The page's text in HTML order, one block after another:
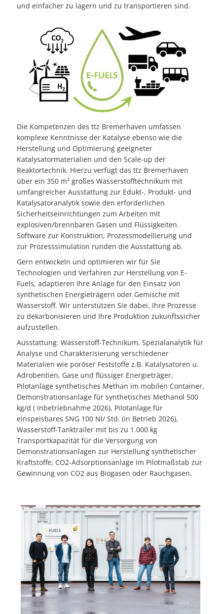
und einfacher zu lagern und zu transportieren sind.
Die Kompetenzen des ttz Bremerhaven umfassen
komplexe Kenntnisse der Katalyse ebenso wie die
Herstellung und Optimierung geeigneter
Katalysatormaterialien und den Scale-up der
Reaktortechnik. Hierzu verfügt das ttz Bremerhaven
über ein 350 m² großes Wasserstofftechnikum mit
umfangreicher Ausstattung zur Edukt-, Produkt- und
Katalysatoranalytik sowie den erforderlichen
Sicherheitseinrichtungen zum Arbeiten mit
explosiven/brennbaren Gasen und Flüssigkeiten.
Software zur Konstruktion, Prozessmodellierung und
zur Prozesssimulation runden die Ausstattung ab.
Gern entwickeln und optimieren wir für Sie
Technologien und Verfahren zur Herstellung von E-
Fuels, adaptieren Ihre Anlage für den Einsatz von
synthetischen Energieträgern oder Gemische mit
Wasserstoff. Wir unterstützen Sie dabei, Ihre Prozesse
zu dekarbonisieren und Ihre Produktion zukunftssicher
aufzustellen.
Ausstattung: Wasserstoff-Technikum, Spezialanalytik für
Analyse und Charakterisierung verschiedener
Materialien wie poröser Feststoffe z.B. Katalysatoren u.
Adrobentien, Gase und flüssiger Energieträger,
Pilotanlage synthetisches Methan im mobilen Container,
Demonstrationsanlage für synthetisches Methanol 500
kg/d ( Inbetriebnahme 2026), Pilotanlage für
einspeisbares SNG 100 Nl/ Std. (in Betrieb 2026),
Wasserstoff-Tanktrailer mit bis zu 1.000 kg
Transportkapazität für die Versorgung von
Demonstrationsanlagen zur Herstellung synthetischer
Kraftstoffe; CO2-Adsorptionsanlage im Pilotmaßstab zur
Gewinnung von CO2 aus Biogasen oder Rauchgasen.